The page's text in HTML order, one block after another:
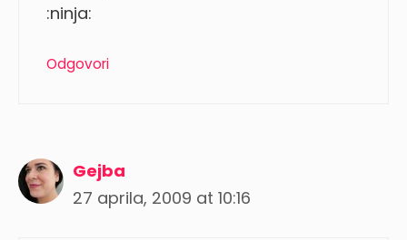
:ninja:
Odgovori
Gejba
27 aprila, 2009 at 10:16